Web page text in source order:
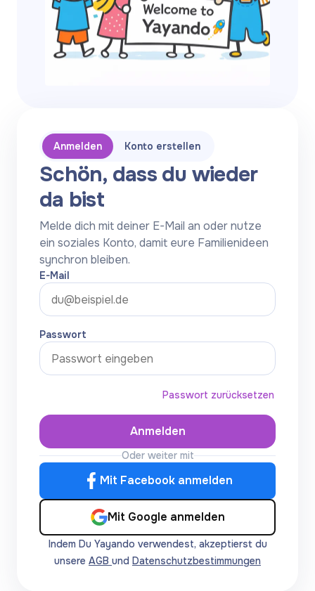
Anmelden Konto erstellen
Schön, dass du wieder
da bist
Melde dich mit deiner E-Mail an oder nutze
ein soziales Konto, damit eure Familienideen
synchron bleiben.
E-Mail
Passwort
Passwort zurücksetzen
Anmelden
Oder weiter mit
Mit Facebook anmelden
Mit Google anmelden
Indem Du Yayando verwendest, akzeptierst du
unsere AGB und Datenschutzbestimmungen